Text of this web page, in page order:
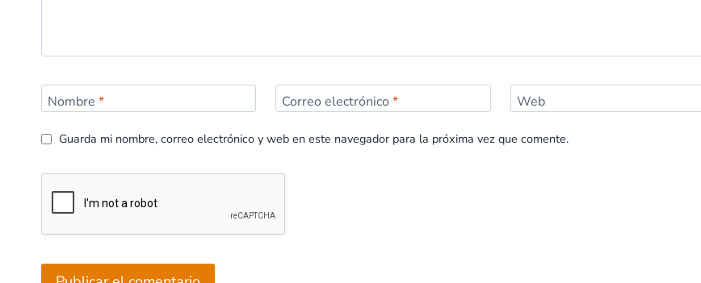
Nombre * Correo electrónico* Web
Guarda mi nombre, correo electrónico y web en este navegador para la próxima vez que comente.